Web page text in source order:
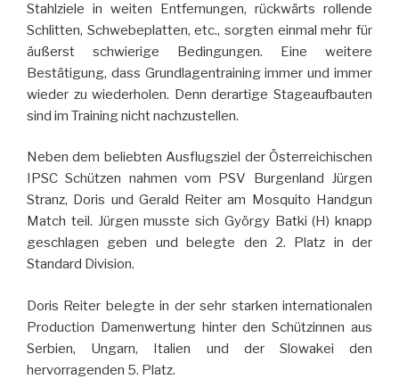
Stahlziele in weiten Entfernungen, rückwärts rollende
Schlitten, Schwebeplatten, etc., sorgten einmal mehr für
äußerst schwierige Bedingungen. Eine weitere
Bestätigung, dass Grundlagentraining immer und immer
wieder zu wiederholen. Denn derartige Stageaufbauten
sind im Training nicht nachzustellen.
Neben dem beliebten Ausflugsziel der Österreichischen
IPSC Schützen nahmen vom PSV Burgenland Jürgen
Stranz, Doris und Gerald Reiter am Mosquito Handgun
Match teil. Jürgen musste sich György Batki (H) knapp
geschlagen geben und belegte den 2. Platz in der
Standard Division.
Doris Reiter belegte in der sehr starken internationalen
Production Damenwertung hinter den Schützinnen aus
Serbien, Ungarn, Italien und der Slowakei den
hervorragenden 5. Platz.